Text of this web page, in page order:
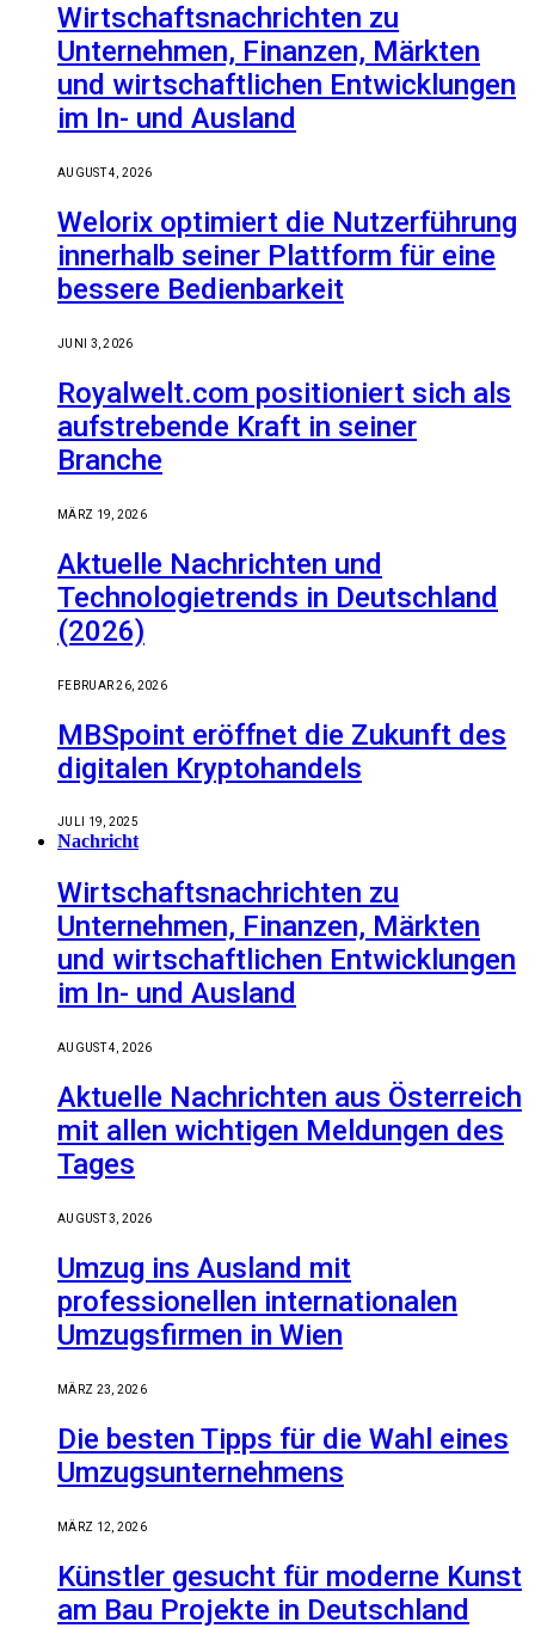
Wirtschaftsnachrichten zu
Unternehmen, Finanzen, Märkten
und wirtschaftlichen Entwicklungen
im In- und Ausland
AUGUST 4, 2026
Welorix optimiert die Nutzerführung
innerhalb seiner Plattform für eine
bessere Bedienbarkeit
JUNI 3, 2026
Royalwelt.com positioniert sich als
aufstrebende Kraft in seiner
Branche
MÄRZ 19, 2026
Aktuelle Nachrichten und
Technologietrends in Deutschland
(2026)
FEBRUAR 26, 2026
MBSpoint eröffnet die Zukunft des
digitalen Kryptohandels
JULI 19, 2025
Nachricht
Wirtschaftsnachrichten zu
Unternehmen, Finanzen, Märkten
und wirtschaftlichen Entwicklungen
im In- und Ausland
AUGUST 4, 2026
Aktuelle Nachrichten aus Österreich
mit allen wichtigen Meldungen des
Tages
AUGUST 3, 2026
Umzug ins Ausland mit
professionellen internationalen
Umzugsfirmen in Wien
MÄRZ 23, 2026
Die besten Tipps für die Wahl eines
Umzugsunternehmens
MÄRZ 12, 2026
Künstler gesucht für moderne Kunst
am Bau Projekte in Deutschland